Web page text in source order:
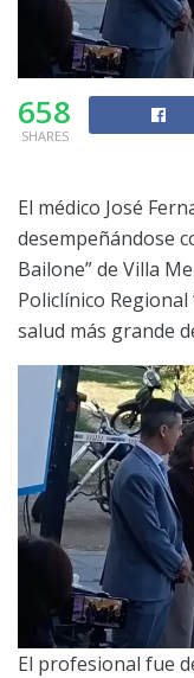
658
SHARES
El médico José
desempeñándose
Bailone” de Villa
Policlínico
salud más grande
El profesional fue